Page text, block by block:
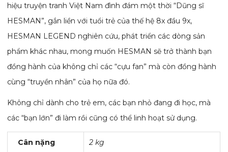
hiệu truyện tranh Việt Nam đình đám một thời “Dũng sĩ
HESMAN”, gắn liền với tuổi trẻ của thế hệ 8x đầu 9x,
HESMAN LEGEND nghiên cứu, phát triển các dòng sản
phẩm khác nhau, mong muốn HESMAN sẽ trở thành bạn
đồng hành của không chỉ các “cựu fan” mà còn đồng hành
cùng “truyền nhân” của họ nữa đó.
Không chỉ dành cho trẻ em, các bạn nhỏ đang đi học, mà
các “bạn lớn” đi làm rồi cũng có thể linh hoạt sử dụng.
Cân nặng 2 kg